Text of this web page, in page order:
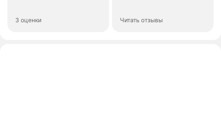
3 оценки Читать отзывы